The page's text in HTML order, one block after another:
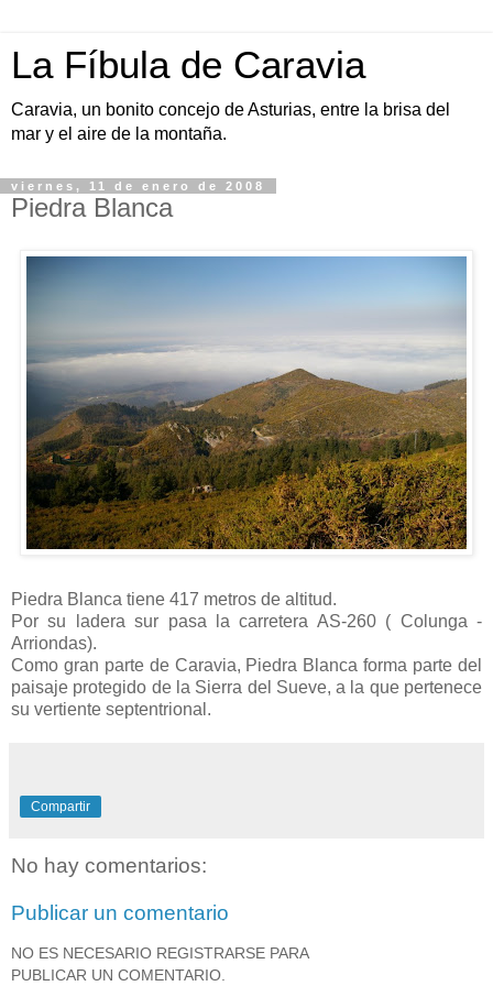
La Fíbula de Caravia
Caravia, un bonito concejo de Asturias, entre la brisa del
mar y el aire de la montaña.
viernes, 11 de enero de 2008
Piedra Blanca
Piedra Blanca tiene 417 metros de altitud.
Por su ladera sur pasa la carretera AS-260 ( Colunga -
Arriondas).
Como gran parte de Caravia, Piedra Blanca forma parte del
paisaje protegido de la Sierra del Sueve, a la que pertenece
su vertiente septentrional.
Compartir
No hay comentarios:
Publicar un comentario
NO ES NECESARIO REGISTRARSE PARA
PUBLICAR UN COMENTARIO.